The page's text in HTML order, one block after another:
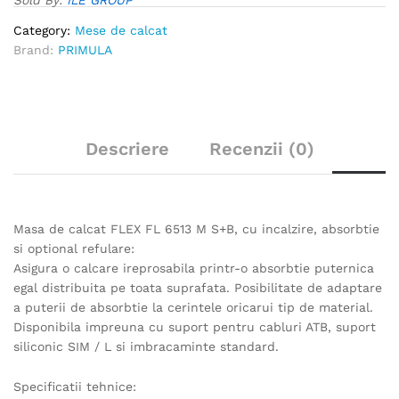
Category: Mese de calcat
Brand: PRIMULA
Descriere Recenzii (0)
Masa de calcat FLEX FL 6513 M S+B, cu incalzire, absorbtie
si optional refulare:
Asigura o calcare ireprosabila printr-o absorbtie puternica
egal distribuita pe toata suprafata. Posibilitate de adaptare
a puterii de absorbtie la cerintele oricarui tip de material.
Disponibila impreuna cu suport pentru cabluri ATB, suport
siliconic SIM / L si imbracaminte standard.
Specificatii tehnice: